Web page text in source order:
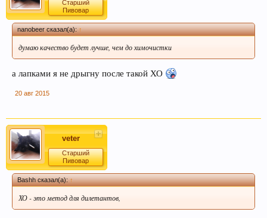
Старший
Пивовар
nanobeer сказал(а):↑
думаю качество будет лучше, чем до химочистки
а лапками я не дрыгну после такой ХО
20 авг 2015
veter
Старший
Пивовар
Bashh сказал(а):↑
ХО - это метод для дилетантов,